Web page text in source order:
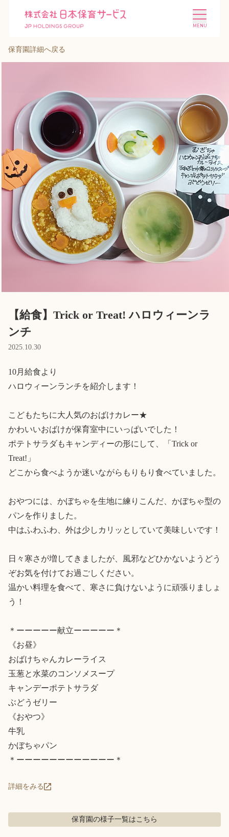
施設を探す 選ばれる理由
会社概要 ニュース
投資家情報 採用情報
Language
保育園詳細へ戻る
【給食】Trick or Treat! ハロウィーンラ
ンチ
2025.10.30
10月給食より
ハロウィーンランチを紹介します！
こどもたちに大人気のおばけカレー★
かわいいおばけが保育室中にいっぱいでした！
ポテトサラダもキャンディーの形にして、「Trick or
Treat!」
どこから食べようか迷いながらもりもり食べていました。
おやつには、かぼちゃを生地に練りこんだ、かぼちゃ型の
パンを作りました。
中はふわふわ、外は少しカリッとしていて美味しいです！
日々寒さが増してきましたが、風邪などひかないようどう
ぞお気を付けてお過ごしください。
温かい料理を食べて、寒さに負けないように頑張りましょ
う！
＊ーーーーー献立ーーーーー＊
《お昼》
おばけちゃんカレーライス
玉葱と水菜のコンソメスープ
キャンデーポテトサラダ
ぶどうゼリー
《おやつ》
牛乳
かぼちゃパン
＊ーーーーーーーーーーーー＊
詳細をみる
保育園の様子一覧はこちら